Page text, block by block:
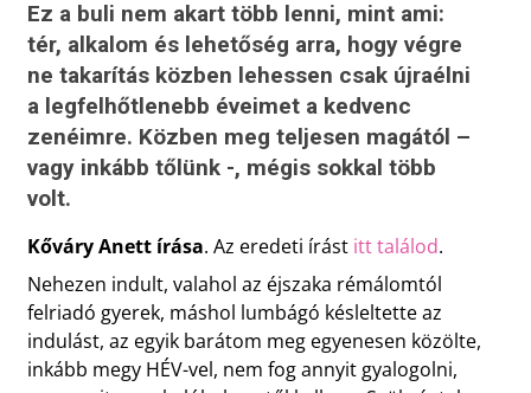
Ez a buli nem akart több lenni, mint ami:
tér, alkalom és lehetőség arra, hogy végre
ne takarítás közben lehessen csak újraélni
a legfelhőtlenebb éveimet a kedvenc
zenéimre. Közben meg teljesen magától –
vagy inkább tőlünk -, mégis sokkal több
volt.
Kőváry Anett írása. Az eredeti írástitt találod.
Nehezen indult, valahol az éjszaka rémálomtól
felriadó gyerek, máshol lumbágó késleltette az
indulást, az egyik barátom meg egyenesen közölte,
inkább megy HÉV-vel, nem fog annyit gyalogolni,